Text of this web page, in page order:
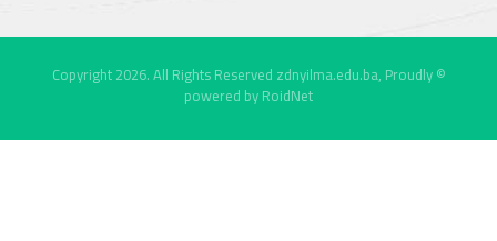
© Copyright 2026. All Rights Reserved
zdnyilma.edu.ba, Proudly
powered byRoidNet